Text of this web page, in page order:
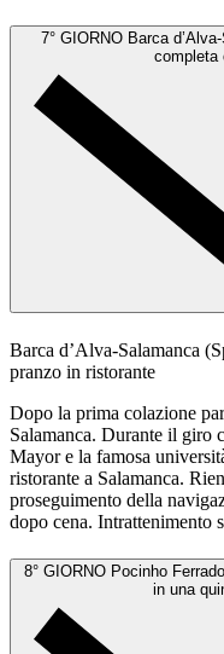
7° GIORNO Barca
completa
Barca d’Alva-Salamanca
pranzo in ristorante
Dopo la prima colazione
Salamanca. Durante il giro
Mayor e la famosa
ristorante a Salamanca.
proseguimento della
dopo cena. Intrattenimento
8° GIORNO Pocinho
in una